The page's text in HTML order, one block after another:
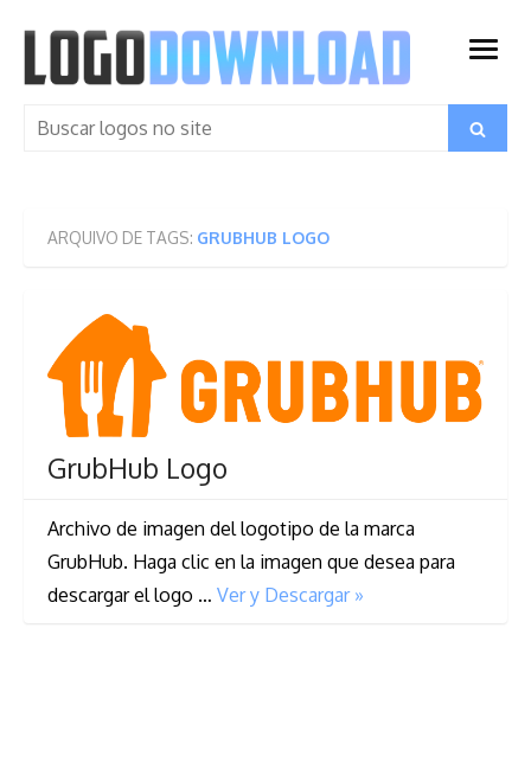
content
open
Search
Search
ARQUIVO DE TAGS: GRUBHUB LOGO
GrubHub Logo
Archivo de imagen del logotipo de la marca
GrubHub. Haga clic en la imagen que desea para
descargar el logo … Ver y Descargar »